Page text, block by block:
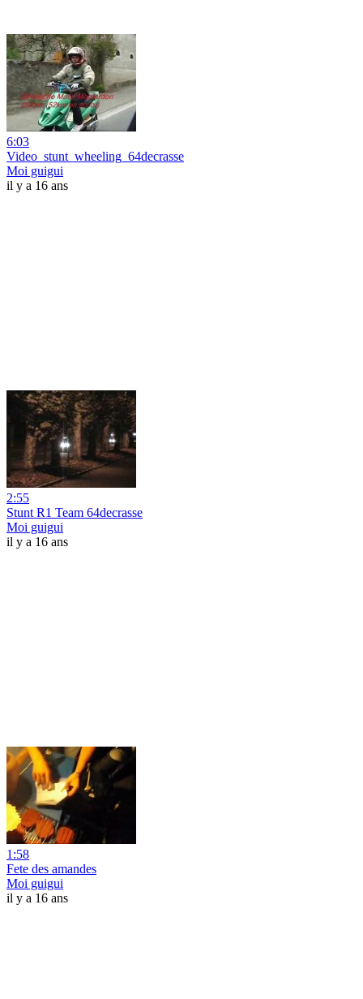
6:03
Video_stunt_wheeling_64decrasse
Moi guigui
il y a 16 ans
2:55
Stunt R1 Team 64decrasse
Moi guigui
il y a 16 ans
1:58
Fete des amandes
Moi guigui
il y a 16 ans